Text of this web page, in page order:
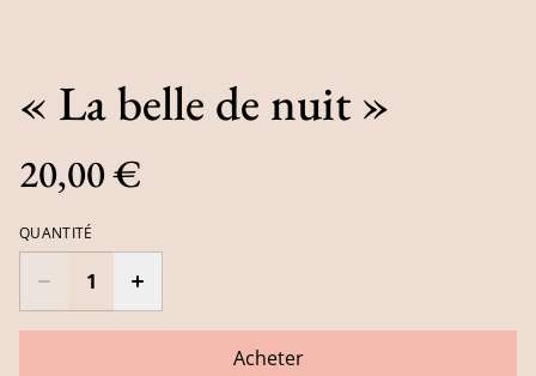
« La belle de nuit »
20,00 €
QUANTITÉ
Acheter